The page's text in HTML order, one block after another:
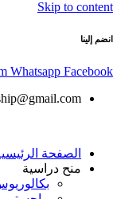
Skip to content
انضم إلينا
Whatsapp Facebook
الصفحة
منح دراسية